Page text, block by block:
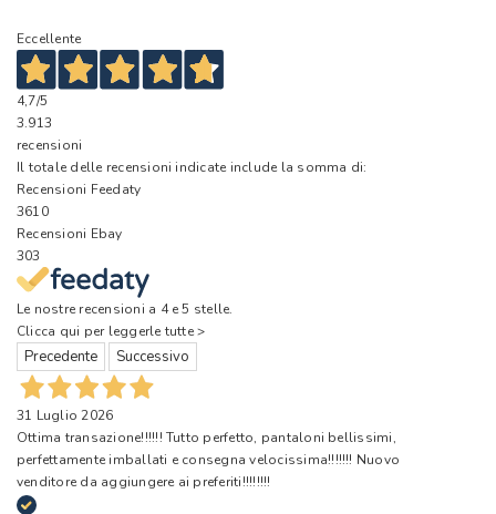
Eccellente
4,7/5
3.913
recensioni
Il totale delle recensioni indicate include la somma di:
Recensioni Feedaty
3610
Recensioni Ebay
303
Le nostre recensioni a 4 e 5 stelle.
Clicca qui per leggerle tutte >
Precedente Successivo
31 Luglio 2026
Ottima transazione!!!!!! Tutto perfetto, pantaloni bellissimi,
perfettamente imballati e consegna velocissima!!!!!!! Nuovo
venditore da aggiungere ai preferiti!!!!!!!!